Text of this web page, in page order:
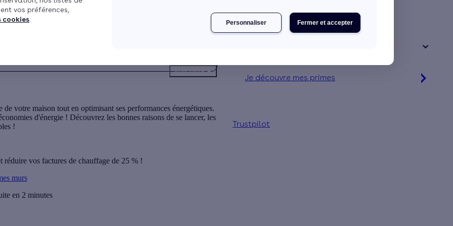
vos préférences,
cookies Fermer et accepter
Personnaliser
Voir plus
votre maison tout en optimisant ses performances énergétiques.
d'énergie ! Découvrez les bonnes raisons de se lancer, les
!
réduire vos factures de chauffage de 25 % !
murs
en 2 minutes
Une maison
Un appartement
Votre logement a été construit :
Je découvre mes primes
Trustpilot